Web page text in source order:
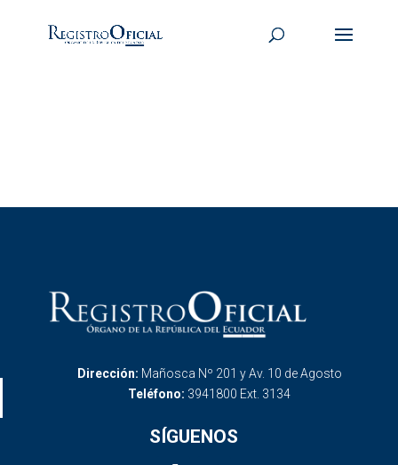
Dirección: Mañosca Nº 201 y Av. 10 de Agosto
Teléfono: 3941800 Ext. 3134
SÍGUENOS